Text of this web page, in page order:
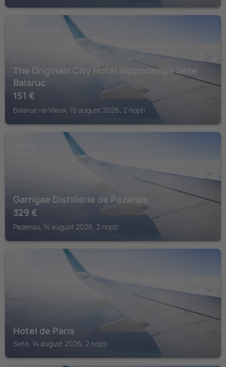
The Originals City Hotel Hippocampe Sète
Balaruc
151 €
Balaruc-le-Vieux, 19 august 2026, 2 nopți
Garrigae Distillerie de Pézenas
329 €
Pezenas, 14 august 2026, 2 nopți
Hotel de Paris
Sete, 14 august 2026, 2 nopți